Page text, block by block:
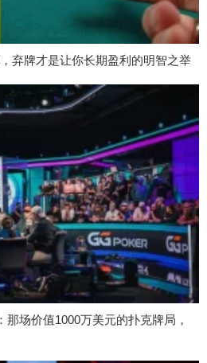
弃牌才是让你长期盈利的明智之举
那场价值1000万美元的扑克牌局，